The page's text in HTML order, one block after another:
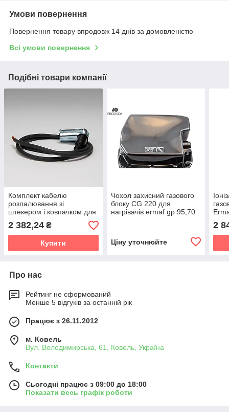
Умови повернення
Повернення товару впродовж 14 днів за домовленістю
Всі умови повернення
Подібні товари компанії
Комплект кабелю
розпалювання зі
штекером і ковпачком для
газових теплогенераторах
ERMAF серій GP40 і
GP120
2 382,24 ₴
Купити
Чохол захисний газового
блоку CG 220 для
нагрівачів ermaf gp 95,70
Ціну уточнюйте
2
Про нас
Рейтинг не сформований
Менше 5 відгуків за останній рік
Працює з 26.11.2012
м. Ковель
Вул. Володимирська, 61, Ковель, Україна
Контакти
Сьогодні працює з 09:00 до 18:00
Показати весь графік роботи